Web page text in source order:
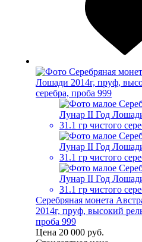
Серебряная монета
2014г, пруф, высокий
проба 999
Цена 20 000 руб.